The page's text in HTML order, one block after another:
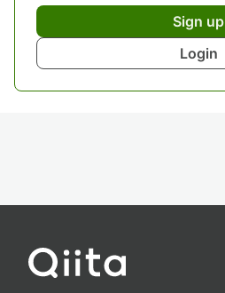
Sign up
Login